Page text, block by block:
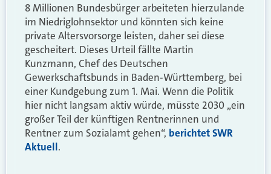
8 Millionen Bundesbürger arbeiteten hierzulande
im Niedriglohnsektor und könnten sich keine
private Altersvorsorge leisten, daher sei diese
gescheitert. Dieses Urteil fällte Martin
Kunzmann, Chef des Deutschen
Gewerkschaftsbunds in Baden-Württemberg, bei
einer Kundgebung zum 1. Mai. Wenn die Politik
hier nicht langsam aktiv würde, müsste 2030 „ein
großer Teil der künftigen Rentnerinnen und
Rentner zum Sozialamt gehen“, berichtet SWR
Aktuell.